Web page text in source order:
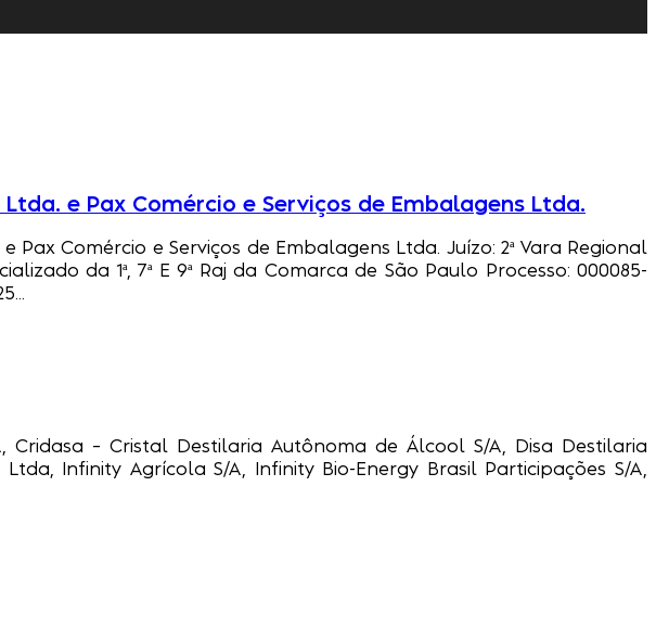
e Pax Comércio e Serviços de Embalagens Ltda.
Comércio e Serviços de Embalagens Ltda. Juízo: 2ª Vara Regional
da 1ª, 7ª E 9ª Raj da Comarca de São Paulo Processo: 000085-
– Cristal Destilaria Autônoma de Álcool S/A, Disa Destilaria
Infinity Agrícola S/A, Infinity Bio-Energy Brasil Participações S/A,